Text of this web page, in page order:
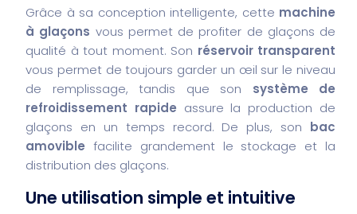
Grâce à sa conception intelligente, cette machine
à glaçons vous permet de profiter de glaçons de
qualité à tout moment. Son réservoir transparent
vous permet de toujours garder un œil sur le niveau
de remplissage, tandis que son système de
refroidissement rapide assure la production de
glaçons en un temps record. De plus, son bac
amovible facilite grandement le stockage et la
distribution des glaçons.
Une utilisation simple et intuitive